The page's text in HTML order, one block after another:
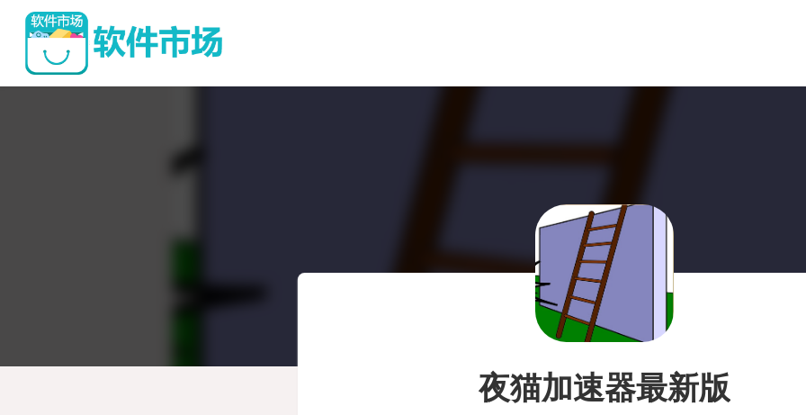
夜猫加速器最新版